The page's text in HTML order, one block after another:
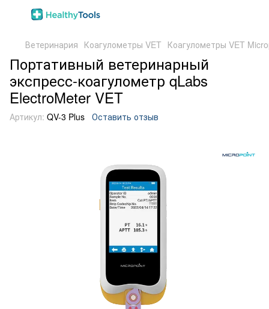
Ветеринария Коагулометры VET Коагулометры VET
Портативный ветеринарный
экспресс-коагулометр qLabs
ElectroMeter VET
Артикул: QV-3 Plus Оставить отзыв